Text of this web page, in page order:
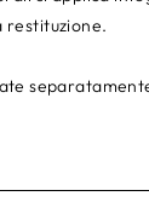
restituzione.